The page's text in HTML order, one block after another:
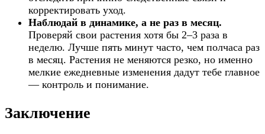
корректировать уход.
Наблюдай в динамике, а не раз в месяц.
Проверяй свои растения хотя бы 2–3 раза в
неделю. Лучше пять минут часто, чем полчаса раз
в месяц. Растения не меняются резко, но именно
мелкие ежедневные изменения дадут тебе главное
— контроль и понимание.
Заключение